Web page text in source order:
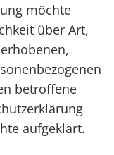
möchte
über Art,
betroffene
aufgeklärt.